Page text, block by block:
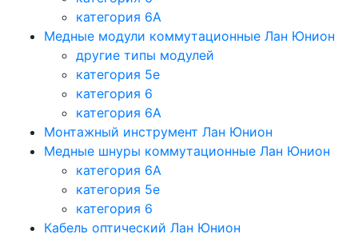
категория 6A
Медные модули коммутационные Лан Юнион
другие типы модулей
категория 5е
категория 6
категория 6A
Монтажный инструмент Лан Юнион
Медные шнуры коммутационные Лан Юнион
категория 6A
категория 5e
категория 6
Кабель оптический Лан Юнион